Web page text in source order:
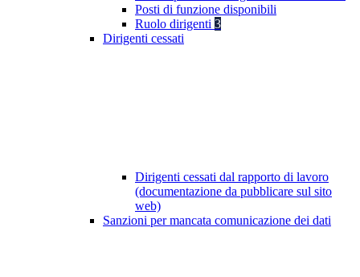
Posti di funzione disponibili
Ruolo dirigenti 3
Dirigenti cessati
Dirigenti cessati dal rapporto di lavoro
(documentazione da pubblicare sul sito
web)
Sanzioni per mancata comunicazione dei dati